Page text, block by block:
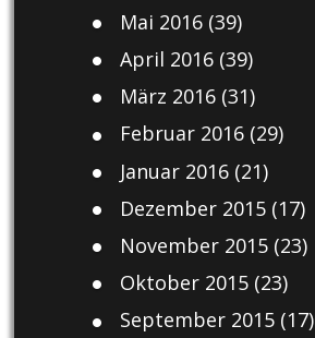
Mai 2016(39)
April 2016(39)
März 2016(31)
Februar 2016(29)
Januar 2016(21)
Dezember 2015(17)
November 2015(23)
Oktober 2015(23)
September 2015(17)